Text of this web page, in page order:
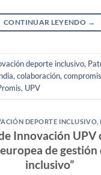
CONTINUAR LEYENDO →
deporte inclusivo,
,colaboración,
, UPV
DEPORTE INCLUSIVO
Innovación UPV
de
inclusivo”